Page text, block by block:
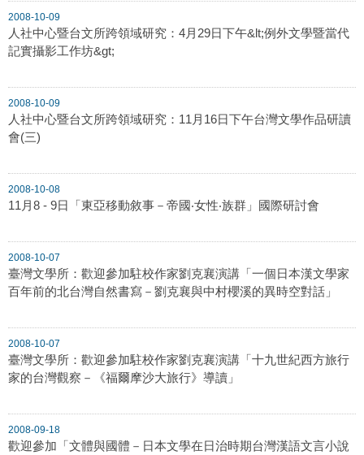
2008-10-09
人社中心暨台文所跨領域研究：4月29日下午&lt;例外文學暨當代
記實攝影工作坊&gt;
2008-10-09
人社中心暨台文所跨領域研究：11月16日下午台灣文學作品研讀
會(三)
2008-10-08
11月8 - 9日「東亞移動敘事－帝國‧女性‧族群」國際研討會
2008-10-07
臺灣文學所：歡迎參加駐校作家劉克襄演講「一個日本漢文學家
百年前的北台灣自然書寫－劉克襄與中村櫻溪的異時空對話」
2008-10-07
臺灣文學所：歡迎參加駐校作家劉克襄演講「十九世紀西方旅行
家的台灣觀察－《福爾摩沙大旅行》導讀」
2008-09-18
歡迎參加「文體與國體－日本文學在日治時期台灣漢語文言小說